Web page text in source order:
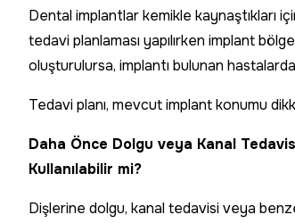
Dental implantlar kemikle kaynaştıkları
tedavi planlaması yapılırken implant
oluşturulursa, implantı bulunan
Tedavi planı, mevcut implant konumu
Daha Önce Dolgu veya Kanal
Kullanılabilir mi?
Dişlerine dolgu, kanal tedavisi veya